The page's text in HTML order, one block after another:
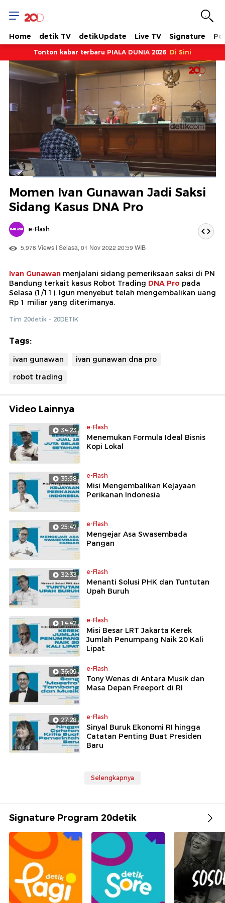
Home detik TV detikUpdate Live TV Signature
Tonton kabar terbaru PIALA DUNIA 2026 Di Sini
Berhenti
Hidup
Dimuat:
Momen Ivan Gunawan Jadi Saksi
Sidang Kasus DNA Pro
e-Flash
5,978 Views | Selasa, 01 Nov 2022 20:59 WIB
Ivan Gunawan menjalani sidang pemeriksaan saksi di PN
Bandung terkait kasus Robot Trading DNA Pro pada
Selasa (1/11). Igun menyebut telah mengembalikan uang
Rp 1 miliar yang diterimanya.
Tim 20detik - 20DETIK
Tags:
ivan gunawan
ivan gunawan dna pro
robot trading
Video Lainnya
34:23 e-Flash
Menemukan Formula Ideal Bisnis
Kopi Lokal
35:58 e-Flash
Misi Mengembalikan Kejayaan
Perikanan Indonesia
25:47 e-Flash
Mengejar Asa Swasembada
Pangan
32:33 e-Flash
Menanti Solusi PHK dan Tuntutan
Upah Buruh
14:42 e-Flash
Misi Besar LRT Jakarta Kerek
Jumlah Penumpang Naik 20 Kali
Lipat
36:09 e-Flash
Tony Wenas di Antara Musik dan
Masa Depan Freeport di RI
27:28 e-Flash
Sinyal Buruk Ekonomi RI hingga
Catatan Penting Buat Presiden
Baru
Selengkapnya
Signature Program 20detik